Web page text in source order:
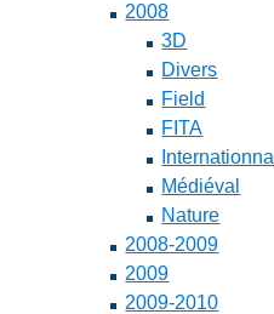
2008
3D
Divers
Field
FITA
Internationnal
Médiéval
Nature
2008-2009
2009
2009-2010